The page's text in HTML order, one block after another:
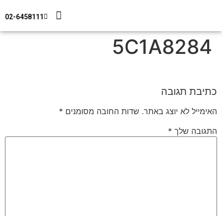
02-6458111
5C1A8284
כתיבת תגובה
האימייל לא יוצג באתר. שדות החובה מסומנים *
התגובה שלך *